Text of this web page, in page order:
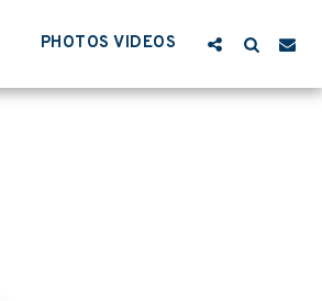
PHOTOS VIDEOS